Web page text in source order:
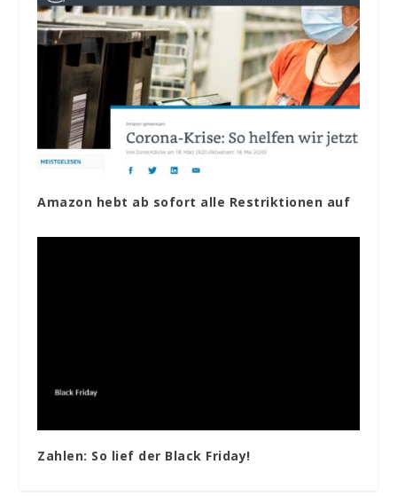
Amazon hebt ab sofort alle Restriktionen auf
Zahlen: So lief der Black Friday!